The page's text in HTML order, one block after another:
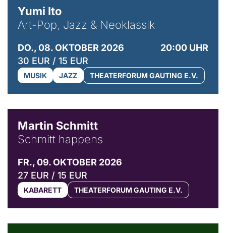
Yumi Ito
Art-Pop, Jazz & Neoklassik
DO., 08. OKTOBER 2026
20:00 UHR
30 EUR / 15 EUR
MUSIK JAZZ THEATERFORUM GAUTING E.V.
Martin Schmitt
Schmitt happens
FR., 09. OKTOBER 2026
27 EUR / 15 EUR
KABARETT THEATERFORUM GAUTING E.V.